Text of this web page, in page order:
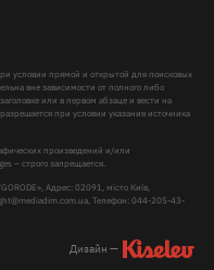
условии прямой и открытой для поисковых
вне зависимости от полного либо
или в первом абзаце и вести на
при условии указания источника
произведений и/или
– строго запрещается.
Адрес: 02091, місто Київ,
, Телефон: 044-205-43-
Дизайн —